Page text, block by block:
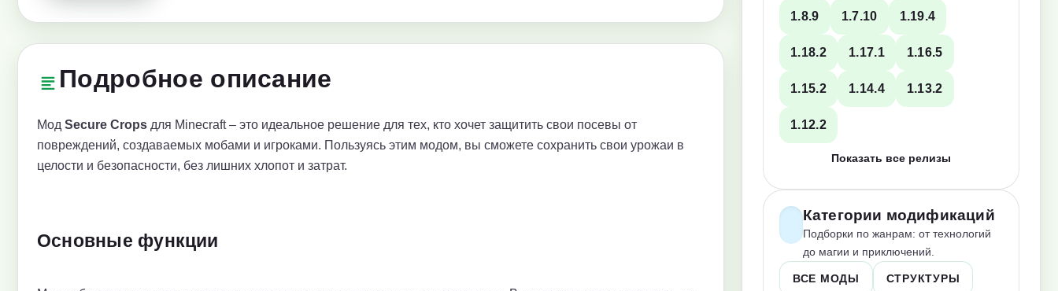
Подробное описание
Мод Secure Crops для Minecraft – это идеальное решение для тех, кто хочет защитить свои посевы от
повреждений, создаваемых мобами и игроками. Пользуясь этим модом, вы сможете сохранить свои урожаи в
целости и безопасности, без лишних хлопот и затрат.
Основные функции
1.8.9 1.7.10 1.19.4
1.18.2 1.17.1 1.16.5
1.15.2 1.14.4 1.13.2
1.12.2
Показать все релизы
Категории модификаций
Подборки по жанрам: от технологий
до магии и приключений.
ВСЕ МОДЫ СТРУКТУРЫ